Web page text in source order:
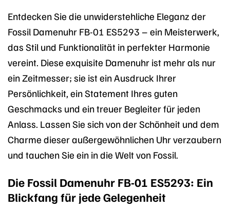
Entdecken Sie die unwiderstehliche Eleganz der
Fossil Damenuhr FB-01 ES5293 – ein Meisterwerk,
das Stil und Funktionalität in perfekter Harmonie
vereint. Diese exquisite Damenuhr ist mehr als nur
ein Zeitmesser; sie ist ein Ausdruck Ihrer
Persönlichkeit, ein Statement Ihres guten
Geschmacks und ein treuer Begleiter für jeden
Anlass. Lassen Sie sich von der Schönheit und dem
Charme dieser außergewöhnlichen Uhr verzaubern
und tauchen Sie ein in die Welt von Fossil.
Die Fossil Damenuhr FB-01 ES5293: Ein
Blickfang für jede Gelegenheit